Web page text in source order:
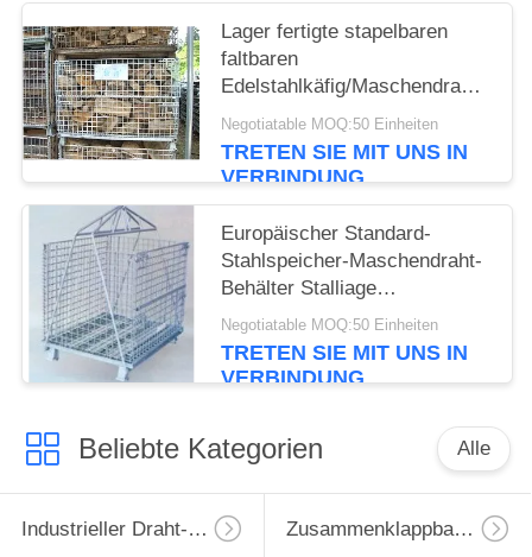
Lager fertigte stapelbaren
faltbaren
Edelstahlkäfig/
besonders an
Negotiatable MOQ:50 Einheiten
TRETEN SIE MIT UNS IN
VERBINDUNG
Europäischer Standard-
Stahlspeicher-Maschendraht-
Behälter Stalliage
weitgespannt
Negotiatable MOQ:50 Einheiten
TRETEN SIE MIT UNS IN
VERBINDUNG
Beliebte Kategorien Alle
Industrieller Draht-Behälter Zusammenklappbarer Drahtbehälter